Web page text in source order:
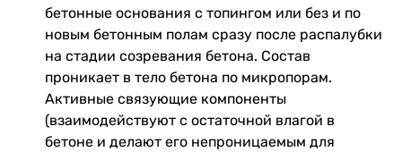
бетонные основания с топингом или без и по
новым бетонным полам сразу после распалубки
на стадии созревания бетона. Состав
проникает в тело бетона по микропорам.
Активные связующие компоненты
(взаимодействуют с остаточной влагой в
бетоне и делают его непроницаемым для